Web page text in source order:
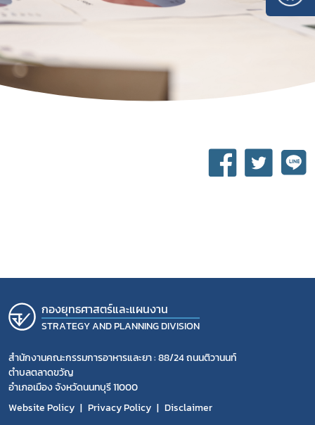
กองยุทธศาสตร์และแผนงาน
STRATEGY AND PLANNING DIVISION
สำนักงานคณะกรรมการอาหารและยา : 88/24 ถนนติวานนท์
ตำบลตลาดขวัญ
อำเภอเมือง จังหวัดนนทบุรี 11000
Website Policy
Privacy Policy
Disclaimer
เลือกหัวข้อที่ท่านต้องการ Subscribe